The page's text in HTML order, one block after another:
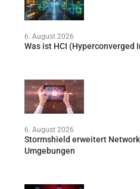
6. August 2026
Was ist HCI (Hyperconverged
6. August 2026
Stormshield erweitert
Umgebungen